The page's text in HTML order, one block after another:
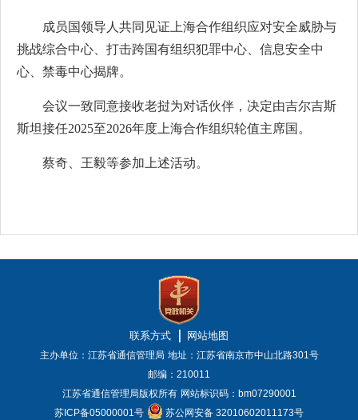
成员国领导人共同见证上海合作组织应对安全威胁与
挑战综合中心、打击跨国有组织犯罪中心、信息安全中
心、禁毒中心揭牌。
会议一致同意接收老挝为对话伙伴，决定由吉尔吉斯
斯坦接任2025至2026年度上海合作组织轮值主席国。
蔡奇、王毅等参加上述活动。
联系方式 网站地图
主办单位：江苏省通信管理局 地址：江苏省南京市中山北路301号
邮编：210011
江苏省通信管理局版权所有 网站标识码：bm07290001
苏ICP备05000001号
苏公网安备 32010602011173号